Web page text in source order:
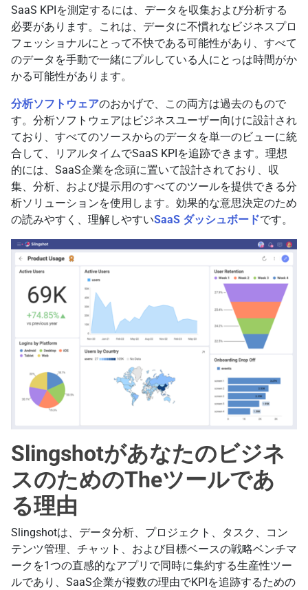
SaaS KPIを測定するには、データを収集および分析する
必要があります。これは、データに不慣れなビジネスプロ
フェッショナルにとって不快である可能性があり、すべて
のデータを手動で一緒にプルしている人にとっは時間がか
かる可能性があります。
分析ソフトウェアのおかげで、この両方は過去のもので
す。分析ソフトウェアはビジネスユーザー向けに設計され
ており、すべてのソースからのデータを単一のビューに統
合して、リアルタイムでSaaS KPIを追跡できます。理想
的には、SaaS企業を念頭に置いて設計されており、収
集、分析、および提示用のすべてのツールを提供できる分
析ソリューションを使用します。効果的な意思決定のため
の読みやすく、理解しやすいSaaS ダッシュボードです。
Slingshotがあなたのビジネ
スのためのTheツールであ
る理由
Slingshotは、データ分析、プロジェクト、タスク、コン
テンツ管理、チャット、および目標ベースの戦略ベンチマ
ークを1つの直感的なアプリで同時に集約する生産性ツー
ルであり、SaaS企業が複数の理由でKPIを追跡するための